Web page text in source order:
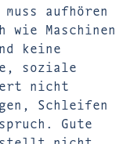
aufhören
Maschinen
keine
soziale
nicht
Schleifen
Gute